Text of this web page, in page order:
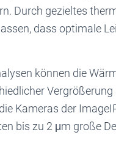
Durch gezieltes
dass optimale
können die
Kameras der
bis zu 2 μm große